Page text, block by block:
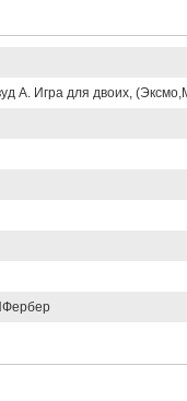
А. Игра для двоих,